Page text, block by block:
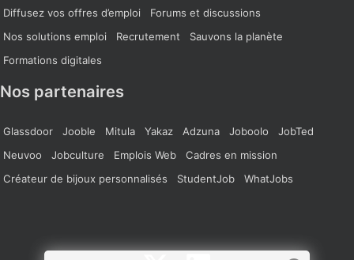
Diffusez vos offres d’emploi
Forums et discussions
Nos solutions emploi
Recrutement
Sauvons la planète
Formations digitales
Nos partenaires
Glassdoor Jooble Mitula Yakaz Adzuna Joboolo
JobTed
Neuvoo
Jobculture Emplois Web
Cadres en mission
Créateur de bijoux personnalisés
StudentJob WhatJobs